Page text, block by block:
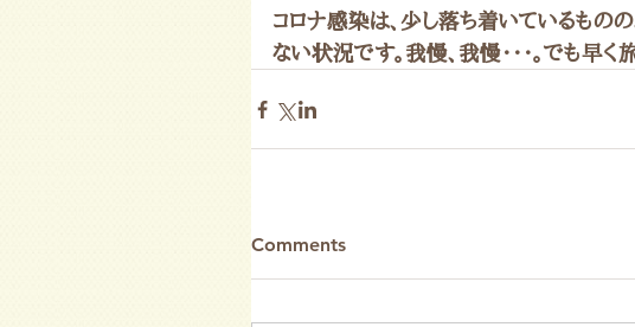
コロナ感染は、少し落ち着いているもの
ない状況です。我慢、我慢・・・。でも早
Comments